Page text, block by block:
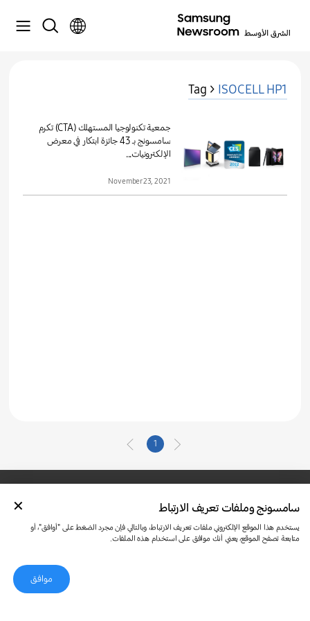
سامسونج وملفات تعريف الارتباط
يستخدم هذا الموقع الإلكتروني ملفات تعريف الارتباط، وبالتالي فإن مجرد الضغط على "أوافق"، أو
متابعة تصفح الموقع، يعني أنك موافق على استخدام هذه الملفات.
موافق
Tag > ISOCELL HP1
جمعية تكنولوجيا المستهلك (CTA) تكرم
سامسونج بـ 43 جائزة ابتكار في معرض
الإلكترونيات...
November 23, 2021
1
تواصل معنا
SAMSUNG.COM
شروط الاستخدام
الخصوصية وملفات تعريف الارتباط